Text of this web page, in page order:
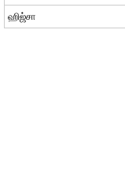
ஹிஜ்சா